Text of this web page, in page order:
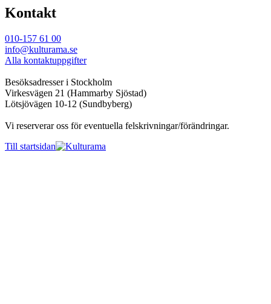
Kontakt
010-157 61 00
info@kulturama.se
Alla kontaktuppgifter
Besöksadresser i Stockholm
Virkesvägen 21 (Hammarby Sjöstad)
Lötsjövägen 10-12 (Sundbyberg)
Vi reserverar oss för eventuella felskrivningar/förändringar.
Till startsidan